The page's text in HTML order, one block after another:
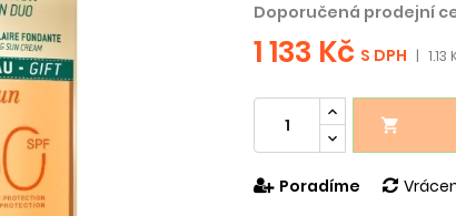
Doporučená prodejní
1 133 Kč S DPH | 1.13

Poradíme